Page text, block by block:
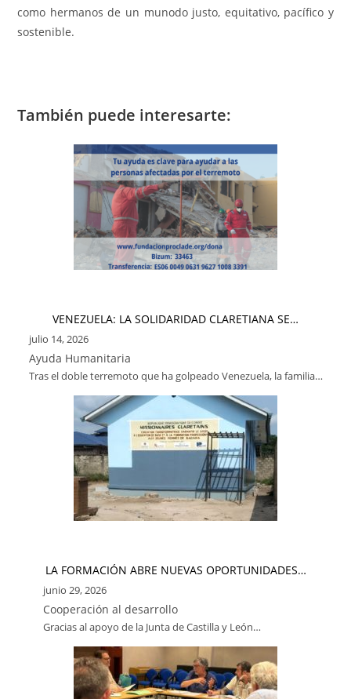
como hermanos de un munodo justo, equitativo, pacífico y
sostenible.
También puede interesarte:
VENEZUELA: LA SOLIDARIDAD CLARETIANA SE…
julio 14, 2026
Ayuda Humanitaria
Tras el doble terremoto que ha golpeado Venezuela, la familia…
LA FORMACIÓN ABRE NUEVAS OPORTUNIDADES…
junio 29, 2026
Cooperación al desarrollo
Gracias al apoyo de la Junta de Castilla y León…